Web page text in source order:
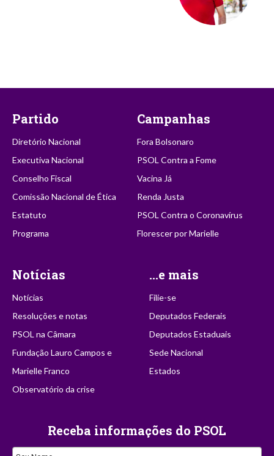
Partido
Diretório Nacional
Executiva Nacional
Conselho Fiscal
Comissão Nacional de Ética
Estatuto
Programa
Campanhas
Fora Bolsonaro
PSOL Contra a Fome
Vacina Já
Renda Justa
PSOL Contra o Coronavírus
Florescer por Marielle
Notícias
Notícias
Resoluções e notas
PSOL na Câmara
Fundação Lauro Campos e
Marielle Franco
Observatório da crise
...e mais
Filie-se
Deputados Federais
Deputados Estaduais
Sede Nacional
Estados
Receba informações do PSOL